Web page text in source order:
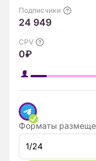
Подписчики
24 949
CPV
0₽
Форматы
1/24